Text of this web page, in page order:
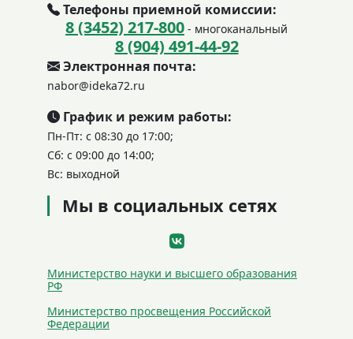
Телефоны приемной комиссии:
8 (3452) 217-800 - многоканальный
8 (904) 491-44-92
Электронная почта:
nabor@ideka72.ru
График и режим работы:
Пн-Пт: с 08:30 до 17:00;
Сб: c 09:00 до 14:00;
Вс: выходной
Мы в социальных сетях
Министерство науки и высшего образования
РФ
Министерство просвещения Российской
Федерации